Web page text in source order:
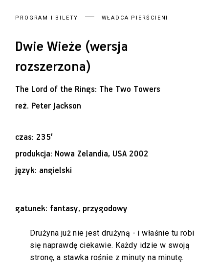
PROGRAM I BILETY WŁADCA PIERŚCIENI
Dwie Wieże (wersja
rozszerzona)
The Lord of the Rings: The Two Towers
reż. Peter Jackson
czas: 235’
produkcja: Nowa Zelandia, USA 2002
język: angielski
gatunek: fantasy, przygodowy
Drużyna już nie jest drużyną - i właśnie tu robi
się naprawdę ciekawie. Każdy idzie w swoją
stronę, a stawka rośnie z minuty na minutę.